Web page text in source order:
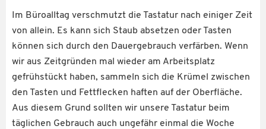
Im Büroalltag verschmutzt die Tastatur nach einiger Zeit
von allein. Es kann sich Staub absetzen oder Tasten
können sich durch den Dauergebrauch verfärben. Wenn
wir aus Zeitgründen mal wieder am Arbeitsplatz
gefrühstückt haben, sammeln sich die Krümel zwischen
den Tasten und Fettflecken haften auf der Oberfläche.
Aus diesem Grund sollten wir unsere Tastatur beim
täglichen Gebrauch auch ungefähr einmal die Woche